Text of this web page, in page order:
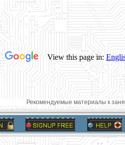
Рекомендуемые материалы к